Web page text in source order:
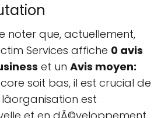
noter que, actuellement,
Services affiche 0 avis
et un Avis moyen:
soit bas, il est crucial de
est